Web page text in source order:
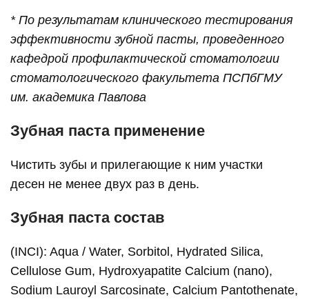
* По результатам клинического тестирования
эффективности зубной пасты, проведенного
кафедрой профилактической стоматологии
стоматологического факультета ПСПбГМУ
им. академика Павлова
Зубная паста применение
Чистить зубы и прилегающие к ним участки
десен не менее двух раз в день.
Зубная паста состав
(INCI): Aqua / Water, Sorbitol, Hydrated Silica,
Cellulose Gum, Hydroxyapatite Сalcium (nano),
Sodium Lauroyl Sarcosinate, Calcium Pantothenate,